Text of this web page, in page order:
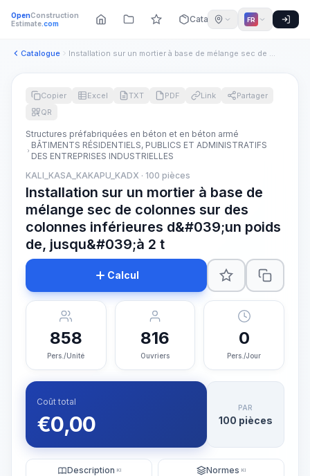
OpenConstruction
Estimate.com Catalogue FR
Catalogue Installation sur un mortier à base de mélange sec de colonne...
Copier Excel TXT PDF Link
Partager
QR
Structures préfabriquées en béton et en béton armé
BÂTIMENTS RÉSIDENTIELS, PUBLICS ET ADMINISTRATIFS
DES ENTREPRISES INDUSTRIELLES
KALI_KASA_KAKAPU_KADX · 100 pièces
Installation sur un mortier à base de
mélange sec de colonnes sur des
colonnes inférieures d&#039;un poids
de, jusqu&#039;à 2 t
Calcul
858
Pers./Unité
816
Ouvriers
0
Pers./Jour
Coût total
€0,00
PAR
100 pièces
Description KI Normes KI